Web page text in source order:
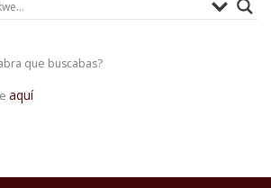
que buscabas?
aquí